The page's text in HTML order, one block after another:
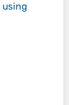
using